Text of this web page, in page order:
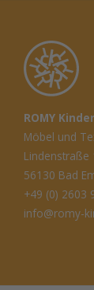
ROMY
Möbel und
Lindenstraße
56130 Bad
+49 (0) 2603
info@romy-